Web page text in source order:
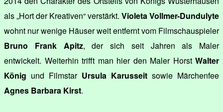
als „Hort der Kreativen“ verstärkt. Violeta Vollmer-Dundulyte
wohnt nur wenige Häuser weit entfernt vom Filmschauspieler
Bruno Frank Apitz, der sich seit Jahren als Maler
entwickelt. Weiterhin trifft man hier den Maler Horst Walter
König und Filmstar Ursula Karusseit sowie Märchenfee
Agnes Barbara Kirst.